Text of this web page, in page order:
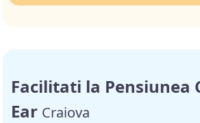
Facilitati la Pensiunea
Ear Craiova